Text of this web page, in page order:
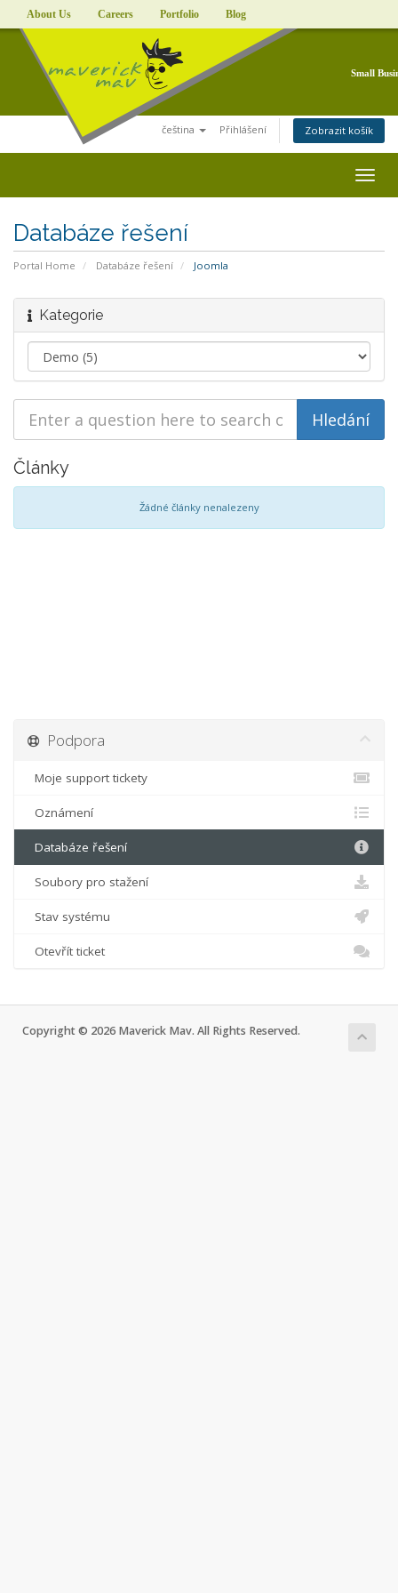
About Us Careers Portfolio Blog
Small
čeština Přihlášení Zobrazit košík
Databáze řešení
Portal Home Databáze řešení Joomla
Kategorie
Články
Žádné články nenalezeny
Podpora
Moje support tickety
Oznámení
Databáze řešení
Soubory pro stažení
Stav systému
Otevřít ticket
Copyright © 2026 Maverick Mav. All Rights Reserved.